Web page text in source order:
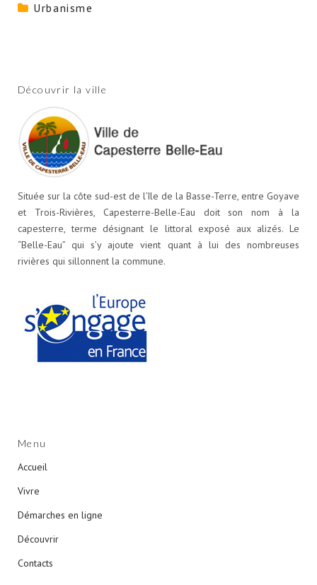
Urbanisme
Découvrir la ville
Située sur la côte sud-est de l’île de la Basse-Terre, entre Goyave
et Trois-Rivières, Capesterre-Belle-Eau doit son nom à la
capesterre, terme désignant le littoral exposé aux alizés. Le
“Belle-Eau” qui s’y ajoute vient quant à lui des nombreuses
rivières qui sillonnent la commune.
Menu
Accueil
Vivre
Démarches en ligne
Découvrir
Contacts